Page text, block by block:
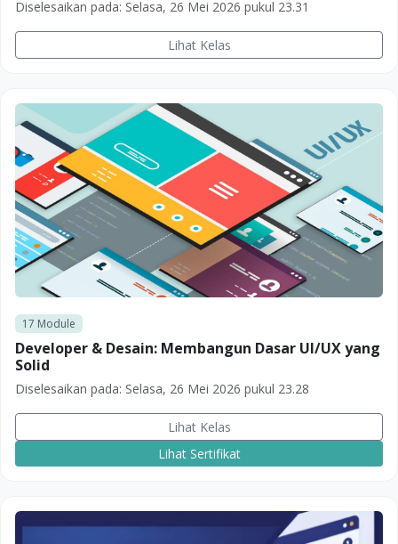
Diselesaikan pada: Selasa, 26 Mei 2026 pukul 23.31
Lihat Kelas
17 Module
Developer & Desain: Membangun Dasar UI/UX yang
Solid
Diselesaikan pada: Selasa, 26 Mei 2026 pukul 23.28
Lihat Kelas
Lihat Sertifikat